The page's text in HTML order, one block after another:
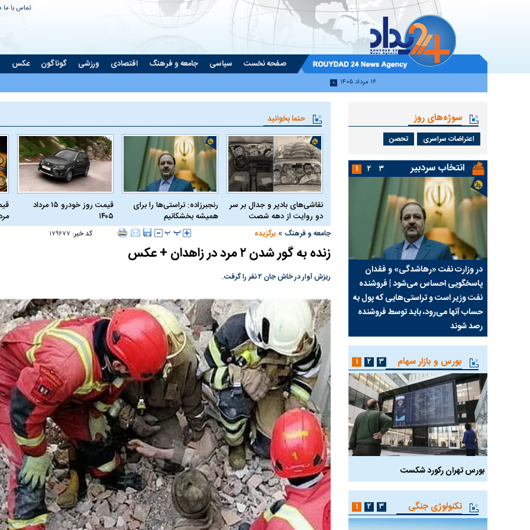
تماس با ما
صفحه نخست سیاسی جامعه و فرهنگ اقتصادی ورزشی گوناگون عکس
۱۶ مرداد ۱۴۰۵
حتما بخوانید
نقاشی‌های بادپر و جدال بر سر
دو روایت از دهه شصت
رنجبرزاده: تراستی‌ها را برای
همیشه بخشکانیم
قیمت روز خودرو ۱۵ مرداد
۱۴۰۵
جامعه و فرهنگ » برگزیده کد خبر: ۱۷۹۶۷۷
زنده به گور شدن ۲ مرد در زاهدان + عکس
ریزش آوار در خاش جان ۲ نفر را گرفت.
سوژه‌های روز
اعتراضات سراسری تحصن
انتخاب سردبیر
در وزارت نفت «رهاشدگی» و فقدان
پاسخگویی احساس می‌شود | فروشنده
نفت وزیر است و تراستی‌هایی که پول به
حساب آنها می‌رود، باید توسط فروشنده
رصد شوند
چرا رویای آمریکایی سرنگونی رژیم و
نابودی محور مقاومت تعبیر نشد؟ | پشت
پرده تجارت پهپاد‌ ۱۵۰۰ دلاری که
واشنگتن را زمین زد
نفت وزیر است و
حساب آنها
رصد شوند
۱ ۲ ۳
بورس و بازار سهام
بورس تهران رکورد شکست سیگنال مثبت دیپلماسی به بورس پرواز ۱۰۰ هزار واحدی شاخص کل بورس بورس تهران
۱ ۲ ۳
تکنولوژی جنگی ۱ ۲ ۳